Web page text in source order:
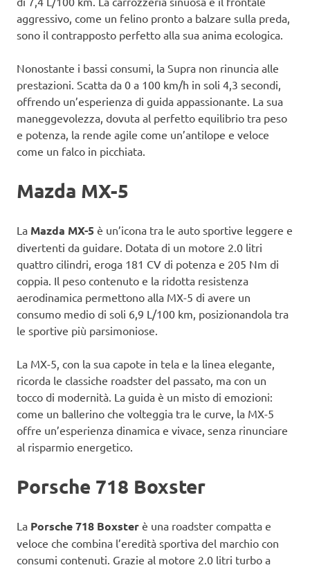
aggressivo, come un felino pronto a balzare sulla preda,
sono il contrapposto perfetto alla sua anima ecologica.
Nonostante i bassi consumi, la Supra non rinuncia alle
prestazioni. Scatta da 0 a 100 km/h in soli 4,3 secondi,
offrendo un’esperienza di guida appassionante. La sua
maneggevolezza, dovuta al perfetto equilibrio tra peso
e potenza, la rende agile come un’antilope e veloce
come un falco in picchiata.
Mazda MX-5
La Mazda MX-5 è un’icona tra le auto sportive leggere e
divertenti da guidare. Dotata di un motore 2.0 litri
quattro cilindri, eroga 181 CV di potenza e 205 Nm di
coppia. Il peso contenuto e la ridotta resistenza
aerodinamica permettono alla MX-5 di avere un
consumo medio di soli 6,9 L/100 km, posizionandola tra
le sportive più parsimoniose.
La MX-5, con la sua capote in tela e la linea elegante,
ricorda le classiche roadster del passato, ma con un
tocco di modernità. La guida è un misto di emozioni:
come un ballerino che volteggia tra le curve, la MX-5
offre un’esperienza dinamica e vivace, senza rinunciare
al risparmio energetico.
Porsche 718 Boxster
La Porsche 718 Boxster è una roadster compatta e
veloce che combina l’eredità sportiva del marchio con
consumi contenuti. Grazie al motore 2.0 litri turbo a